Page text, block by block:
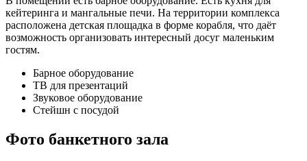
кейтеринга и мангальные печи. На территории комплекса
расположена детская площадка в форме корабля, что даёт
возможность организовать интересный досуг маленьким
гостям.
Барное оборудование
ТВ для презентаций
Звуковое оборудование
Стейшн с посудой
Фото банкетного зала